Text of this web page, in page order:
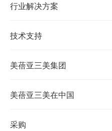
行业解决方案
技术支持
美蓓亚三美集团
美蓓亚三美在中国
采购